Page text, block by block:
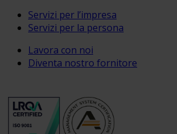
Servizi per l’impresa
Servizi per la persona
Lavora con noi
Diventa nostro fornitore